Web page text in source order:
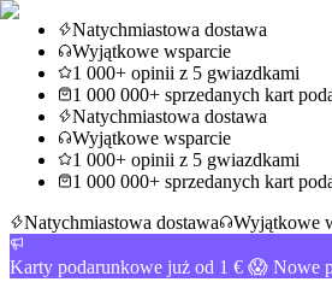
Natychmiastowa dostawa
Wyjątkowe wsparcie
1 000+ opinii z 5 gwiazdkami
1 000 000+ sprzedanych kart
Natychmiastowa dostawa
Wyjątkowe wsparcie
1 000+ opinii z 5 gwiazdkami
1 000 000+ sprzedanych kart
Natychmiastowa dostawa
Wyjątkowe
Karty podarunkowe już od 1 € 😱 Nowe